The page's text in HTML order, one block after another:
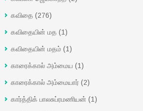
கவிதை (276)
கவிதையின் மத (1)
கவிதையின் மதம் (1)
காரைக்கால் அம்மைய (1)
காரைக்கால் அம்மையார் (2)
கார்த்திக் பாலசுப்ரமணியன் (1)